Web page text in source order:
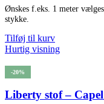
Ønskes f.eks. 1 meter
stykke.
Tilføj til kurv
Hurtig visning
-20%
Liberty stof –